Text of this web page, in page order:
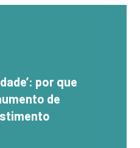
por que
de